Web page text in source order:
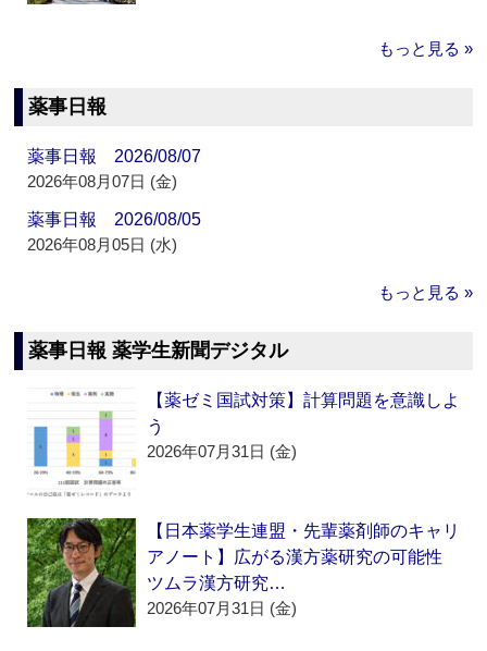
もっと見る »
薬事日報
薬事日報 2026/08/07
2026年08月07日 (金)
薬事日報 2026/08/05
2026年08月05日 (水)
もっと見る »
薬事日報 薬学生新聞デジタル
【薬ゼミ国試対策】計算問題を意識しよ
う
2026年07月31日 (金)
【日本薬学生連盟・先輩薬剤師のキャリ
アノート】広がる漢方薬研究の可能性
ツムラ漢方研究…
2026年07月31日 (金)